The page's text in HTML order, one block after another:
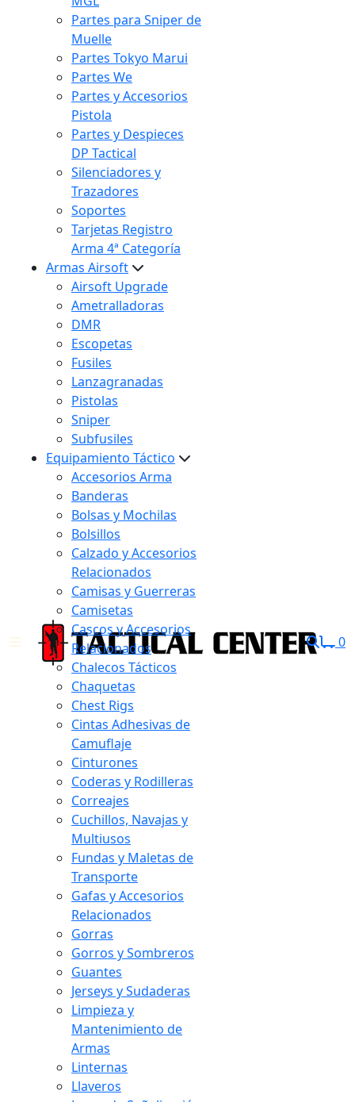
Partes para Sniper de
Muelle
Partes Tokyo Marui
Partes We
Partes y Accesorios
Pistola
Partes y Despieces
DP Tactical
Silenciadores y
Trazadores
Soportes
Tarjetas Registro
Arma 4ª Categoría
Armas Airsoft
Airsoft Upgrade
Ametralladoras
DMR
Escopetas
Fusiles
Lanzagranadas
Pistolas
Sniper
Subfusiles
Equipamiento Táctico
Accesorios Arma
Banderas
Bolsas y Mochilas
Bolsillos
Calzado y Accesorios
Relacionados
Camisas y Guerreras
Camisetas
Cascos y Accesorios
Relacionados
Chalecos Tácticos
Chaquetas
Chest Rigs
Cintas Adhesivas de
Camuflaje
Cinturones
Coderas y Rodilleras
Correajes
Cuchillos, Navajas y
Multiusos
Fundas y Maletas de
Transporte
Gafas y Accesorios
Relacionados
Gorras
Gorros y Sombreros
Guantes
Jerseys y Sudaderas
Limpieza y
Mantenimiento de
Armas
Linternas
Llaveros
0